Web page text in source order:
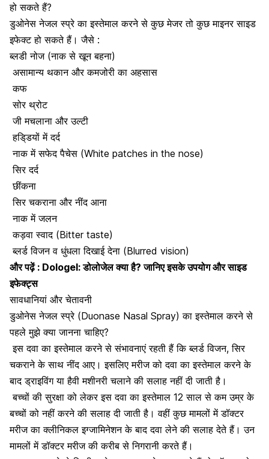
हो सकते हैं?
डुओनेस नेजल स्प्रे का इस्तेमाल करने से कुछ मेजर तो कुछ माइनर साइड
इफेक्ट हो सकते हैं। जैसे :
ब्लडी नोज (नाक से खून बहना)
असामान्य थकानऔर कमजोरी का अहसास
कफ
सोर थ्रोट
जी मचलाना और उल्टी
हडि्डयों में दर्द
नाक में सफेद पैचेस (White patches in the nose)
सिर दर्द
छींकना
सिर चकराना और नींद आना
नाक में जलन
कड़वा स्वाद (Bitter taste)
ब्लर्ड विजन व धुंधला दिखाई देना (Blurred vision)
और पढ़ें : Dologel: डोलोजेल क्या है? जानिए इसके उपयोग और साइड
इफेक्ट्स
सावधानियां और चेतावनी
डुओनेस नेजल स्प्रे (Duonase Nasal Spray) का इस्तेमाल करने से
पहले मुझे क्या जानना चाहिए?
इस दवा का इस्तेमाल करने से संभावनाएं रहती हैं कि ब्लर्ड विजन, सिर
चकराने के साथ नींद आए। इसलिए मरीज को दवा का इस्तेमाल करने के
बाद ड्राइविंग या हैवी मशीनरी चलाने की सलाह नहीं दी जाती है।
बच्चों की सुरक्षा को लेकर इस दवा का इस्तेमाल 12 साल से कम उम्र के
बच्चों को नहीं करने की सलाह दी जाती है। वहीं कुछ मामलों में डॉक्टर
मरीज का क्लीनिकल इग्जामिनेशन के बाद दवा लेने की सलाह देते हैं। उन
मामलों में डॉक्टर मरीज की करीब से निगरानी करते हैं।